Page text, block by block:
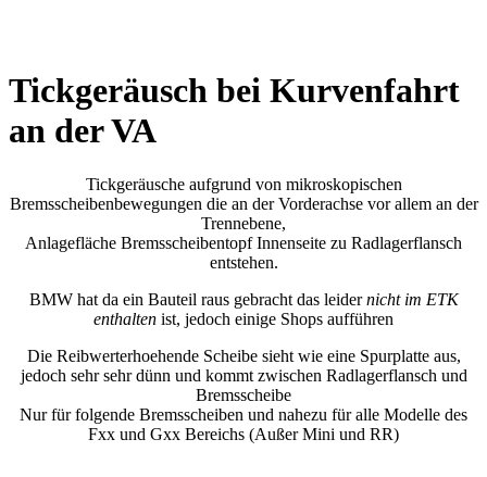
Tickgeräusch bei Kurvenfahrt
an der VA
Tickgeräusche aufgrund von mikroskopischen
Bremsscheibenbewegungen die an der Vorderachse vor allem an der
Trennebene,
Anlagefläche Bremsscheibentopf Innenseite zu Radlagerflansch
entstehen.
BMW hat da ein Bauteil raus gebracht das leidernicht im ETK
enthalten ist, jedoch einige Shops aufführen
Die Reibwerterhoehende Scheibe sieht wie eine Spurplatte aus,
jedoch sehr sehr dünn und kommt zwischen Radlagerflansch und
Bremsscheibe
Nur für folgende Bremsscheiben und nahezu für alle Modelle des
Fxx und Gxx Bereichs (Außer Mini und RR)